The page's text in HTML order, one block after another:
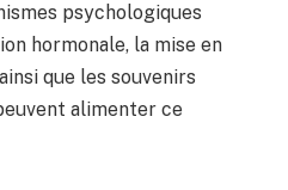
psychologiques
hormonale, la mise en
que les souvenirs
alimenter ce